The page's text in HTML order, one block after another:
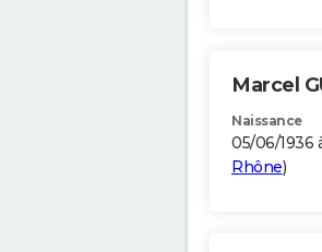
Marcel
Naissance
05/06/1936
Rhône)